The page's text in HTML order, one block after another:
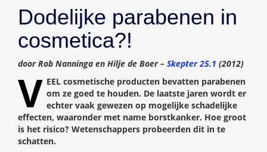
Dodelijke parabenen in
cosmetica?!
door Rob Nanninga en Hilje de Boer – Skepter 25.1 (2012)
V EEL cosmetische producten bevatten parabenen
om ze goed te houden. De laatste jaren wordt er
echter vaak gewezen op mogelijke schadelijke
effecten, waaronder met name borstkanker. Hoe groot
is het risico? Wetenschappers probeerden dit in te
schatten.